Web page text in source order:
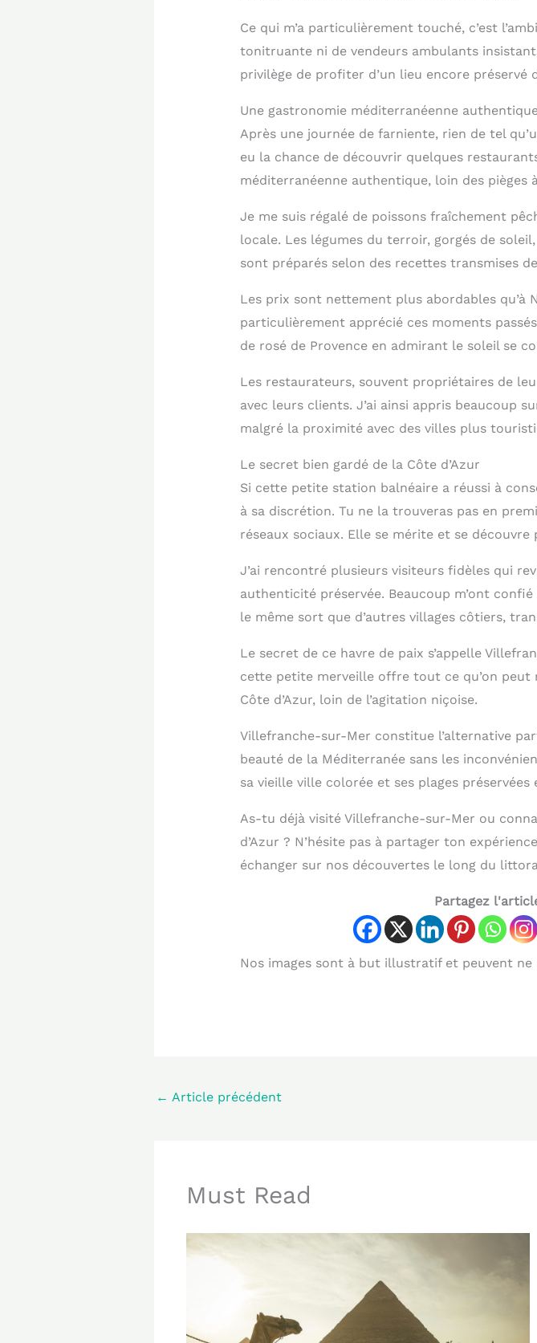
Ce qui m’a particulièrement touché, c’est
tonitruante ni de vendeurs ambulants
privilège de profiter d’un lieu encore préservé
Une gastronomie méditerranéenne
Après une journée de farniente, rien de tel
eu la chance de découvrir quelques
méditerranéenne authentique, loin des pièges
Je me suis régalé de poissons fraîchement
locale. Les légumes du terroir, gorgés de
sont préparés selon des recettes transmises
Les prix sont nettement plus abordables qu’à
particulièrement apprécié ces moments
de rosé de Provence en admirant le soleil se
Les restaurateurs, souvent propriétaires de
avec leurs clients. J’ai ainsi appris beaucoup
malgré la proximité avec des villes plus
Le secret bien gardé de la Côte d’Azur
Si cette petite station balnéaire a réussi à
à sa discrétion. Tu ne la trouveras pas en
réseaux sociaux. Elle se mérite et se
J’ai rencontré plusieurs visiteurs fidèles qui
authenticité préservée. Beaucoup m’ont
le même sort que d’autres villages côtiers,
Le secret de ce havre de paix s’appelle
cette petite merveille offre tout ce qu’on peut
Côte d’Azur, loin de l’agitation niçoise.
Villefranche-sur-Mer constitue l’alternative
beauté de la Méditerranée sans les
sa vieille ville colorée et ses plages
As-tu déjà visité Villefranche-sur-Mer ou
d’Azur ? N’hésite pas à partager ton
échanger sur nos découvertes le long du
Partagez
Nos images sont à but illustratif et peuvent
← Article précédent
Must Read